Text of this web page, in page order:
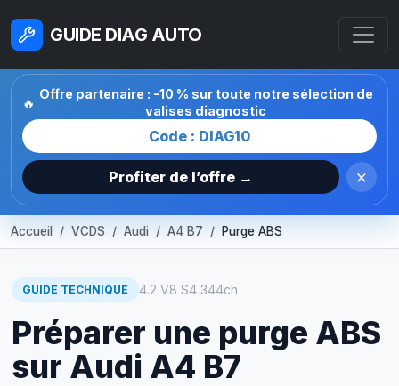
GUIDE DIAG AUTO
🔥
Offre partenaire : -10 % sur toute notre sélection de
valises diagnostic
Code : DIAG10
Profiter de l’offre → ×
Accueil VCDS Audi A4 B7 Purge ABS
GUIDE TECHNIQUE 4.2 V8 S4 344ch
Préparer une purge ABS
sur Audi A4 B7